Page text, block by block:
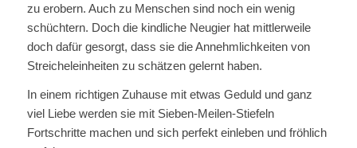
zu erobern. Auch zu Menschen sind noch ein wenig
schüchtern. Doch die kindliche Neugier hat mittlerweile
doch dafür gesorgt, dass sie die Annehmlichkeiten von
Streicheleinheiten zu schätzen gelernt haben.
In einem richtigen Zuhause mit etwas Geduld und ganz
viel Liebe werden sie mit Sieben-Meilen-Stiefeln
Fortschritte machen und sich perfekt einleben und fröhlich